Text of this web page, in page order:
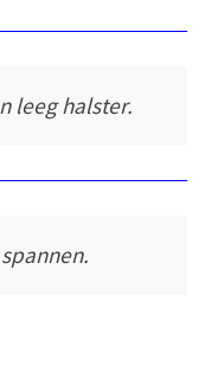
leeg halster.